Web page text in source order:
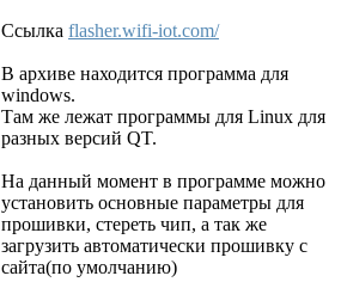
Ссылка flasher.wifi-iot.com/
В архиве находится программа для
windows.
Там же лежат программы для Linux для
разных версий QT.
На данный момент в программе можно
установить основные параметры для
прошивки, стереть чип, а так же
загрузить автоматически прошивку с
сайта(по умолчанию)